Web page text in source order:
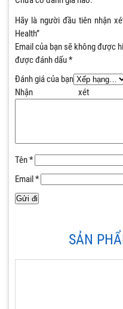
Hãy là người đầu tiên nhận
Health”
Email của bạn sẽ không được
được đánh dấu*
Đánh giá của bạn
Nhận
Tên*
Email *
SẢN